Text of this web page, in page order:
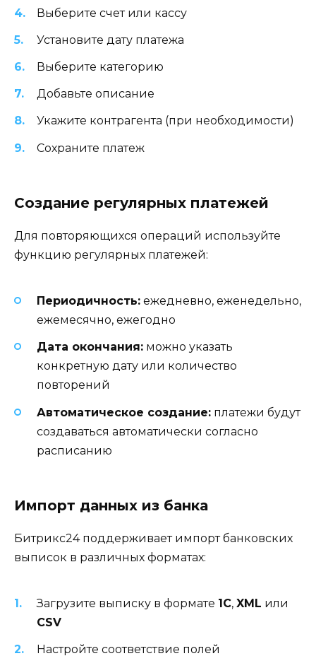
Выберите счет или кассу
Установите дату платежа
Выберите категорию
Добавьте описание
Укажите контрагента (при необходимости)
Сохраните платеж
Создание регулярных платежей
Для повторяющихся операций используйте
функцию регулярных платежей:
Периодичность: ежедневно, еженедельно,
ежемесячно, ежегодно
Дата окончания: можно указать
конкретную дату или количество
повторений
Автоматическое создание: платежи будут
создаваться автоматически согласно
расписанию
Импорт данных из банка
Битрикс24 поддерживает импорт банковских
выписок в различных форматах:
Загрузите выписку в формате 1С, XML или
CSV
Настройте соответствие полей